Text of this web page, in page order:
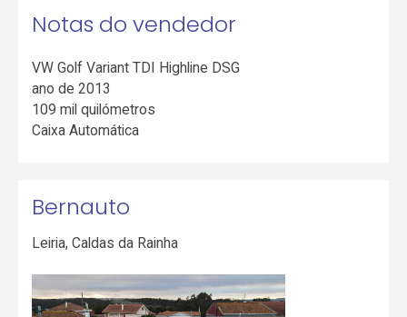
Notas do vendedor
VW Golf Variant TDI Highline DSG
ano de 2013
109 mil quilómetros
Caixa Automática
Bernauto
Leiria,Caldas da Rainha